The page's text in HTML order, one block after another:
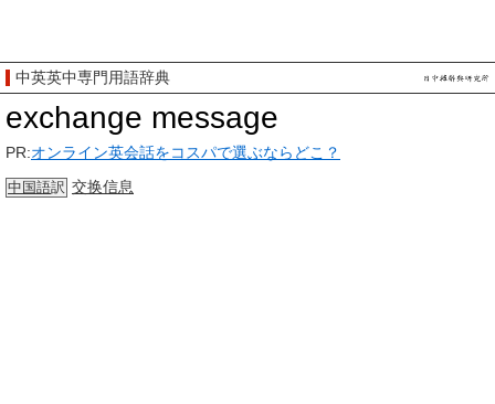
中英英中専門用語辞典
exchange message
PR:オンライン英会話をコスパで選ぶならどこ？
中国語訳 交换信息